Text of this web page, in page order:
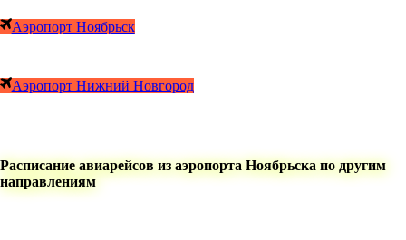
Аэропорт Ноябрьск
Аэропорт Нижний Новгород
Расписание авиарейсов из аэропорта Ноябрьска по другим
направлениям